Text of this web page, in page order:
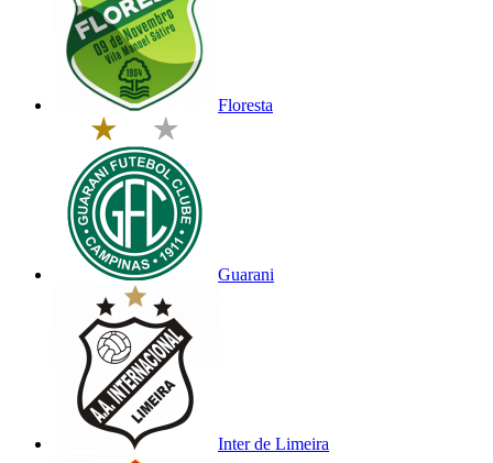
Floresta
Guarani
Inter de Limeira